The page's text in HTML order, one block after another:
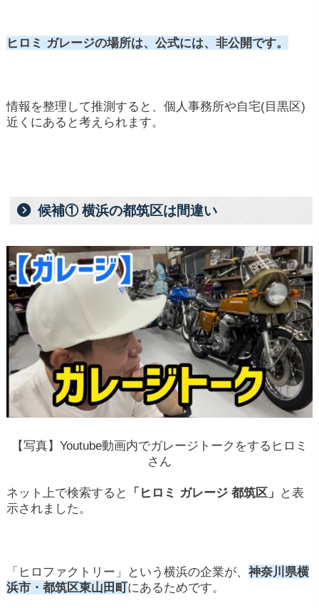
ヒロミ ガレージの場所は、公式には、非公開です。
情報を整理して推測すると、個人事務所や自宅(目黒区)
近くにあると考えられます。
候補① 横浜の都筑区は間違い
【写真】Youtube動画内でガレージトークをするヒロミ
さん
ネット上で検索すると 「ヒロミ ガレージ 都筑区」 と表
示されました。
「ヒロファクトリー」という横浜の企業が、 神奈川県横
浜市・都筑区東山田町にあるためです。